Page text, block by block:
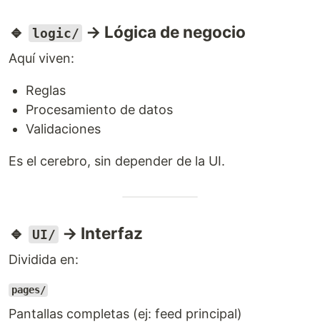
🔹 logic/ → Lógica de negocio
Aquí viven:
Reglas
Procesamiento de datos
Validaciones
Es el cerebro, sin depender de la UI.
🔹 UI/ → Interfaz
Dividida en:
pages/
Pantallas completas (ej: feed principal)